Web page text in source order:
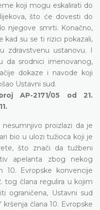
koji mogu eskalirati do
što će dovesti do
njegove smrti. Konačno,
kad su se ti rizici pokazali,
zdravstvenu ustanovu. I
da srodnici imenovanog,
dokaze i navode koji
Ustavni sud.
AP-2171/05 od 21.
proizlazi da je
bio u ulozi tužioca koji je
što znači da tužbeni
apelanta zbog nekog
10. Evropske konvencije
tog člana regulira u kojim
ograničena, Ustavni sud
člana 10. Evropske